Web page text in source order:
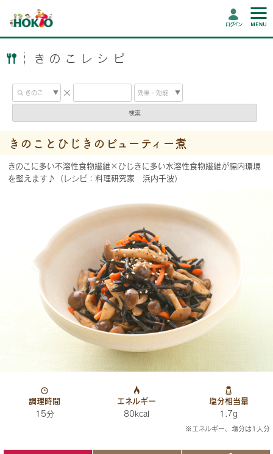
ログイン
きのこレシピ
検索
きのことひじきのビューティー煮
きのこに多い不溶性食物繊維×ひじきに多い水溶性食物繊維が腸内環境
を整えます♪（レシピ：料理研究家 浜内千波）
調理時間
15分
エネルギー
80kcal
塩分相当量
1.7g
※エネルギー、塩分は1人分